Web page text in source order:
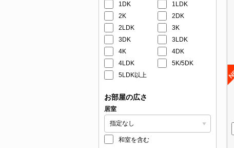
1DK
1LDK
2K
2DK
2LDK
3K
3DK
3LDK
4K
4DK
4LDK
5K/5DK
5LDK以上
お部屋の広さ
居室
和室を含む